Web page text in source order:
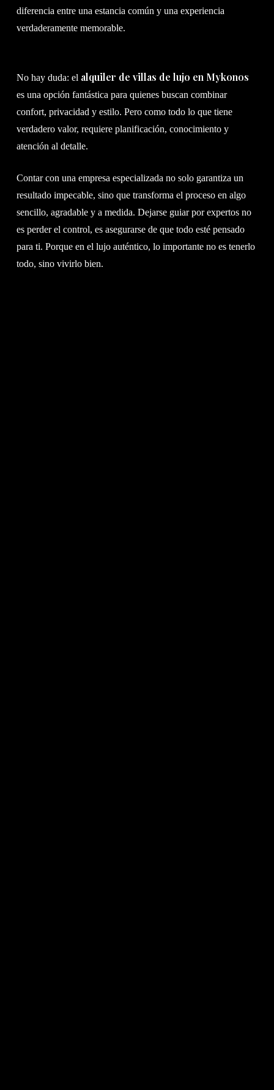
diferencia entre una estancia común y una experiencia
verdaderamente memorable.
No hay duda: el alquiler de villas de lujo en Mykonos
es una opción fantástica para quienes buscan combinar
confort, privacidad y estilo. Pero como todo lo que tiene
verdadero valor, requiere planificación, conocimiento y
atención al detalle.
Contar con una empresa especializada no solo garantiza un
resultado impecable, sino que transforma el proceso en algo
sencillo, agradable y a medida. Dejarse guiar por expertos no
es perder el control, es asegurarse de que todo esté pensado
para ti. Porque en el lujo auténtico, lo importante no es tenerlo
todo, sino vivirlo bien.